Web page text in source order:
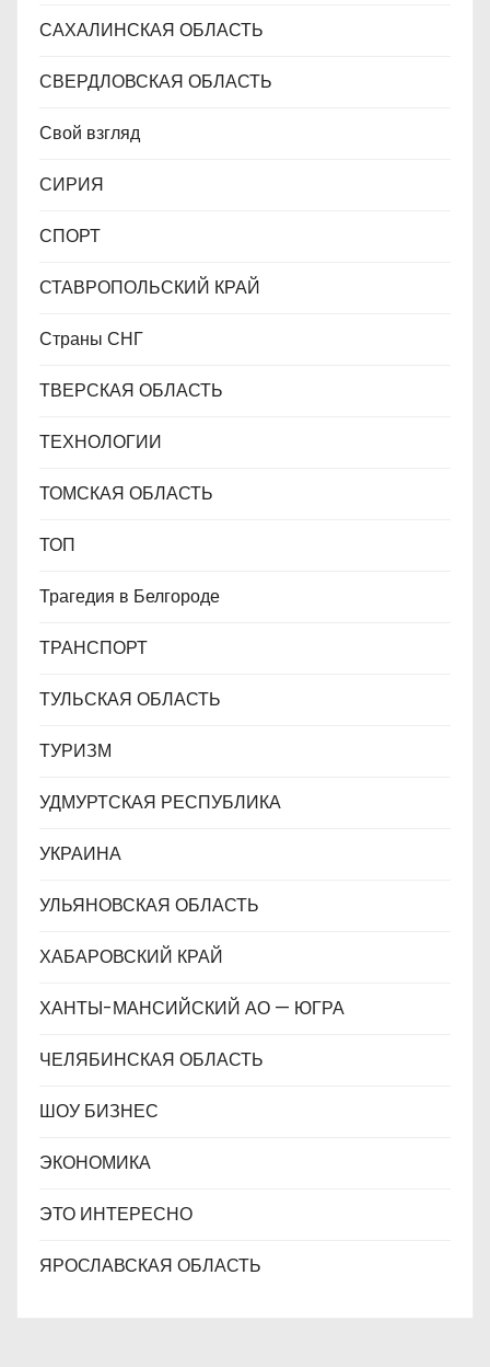
САХАЛИНСКАЯ ОБЛАСТЬ
СВЕРДЛОВСКАЯ ОБЛАСТЬ
Свой взгляд
СИРИЯ
СПОРТ
СТАВРОПОЛЬСКИЙ КРАЙ
Страны СНГ
ТВЕРСКАЯ ОБЛАСТЬ
ТЕХНОЛОГИИ
ТОМСКАЯ ОБЛАСТЬ
ТОП
Трагедия в Белгороде
ТРАНСПОРТ
ТУЛЬСКАЯ ОБЛАСТЬ
ТУРИЗМ
УДМУРТСКАЯ РЕСПУБЛИКА
УКРАИНА
УЛЬЯНОВСКАЯ ОБЛАСТЬ
ХАБАРОВСКИЙ КРАЙ
ХАНТЫ-МАНСИЙСКИЙ АО — ЮГРА
ЧЕЛЯБИНСКАЯ ОБЛАСТЬ
ШОУ БИЗНЕС
ЭКОНОМИКА
ЭТО ИНТЕРЕСНО
ЯРОСЛАВСКАЯ ОБЛАСТЬ